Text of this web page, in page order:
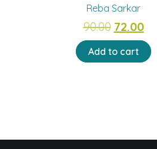
Reba Sarkar
90.00 Original
price
72.00
Add to cart